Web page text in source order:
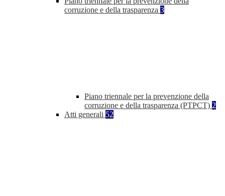
corruzione e della trasparenza 3
Piano triennale per la prevenzione della
corruzione e della trasparenza (PTPCT) 2
Atti generali 52